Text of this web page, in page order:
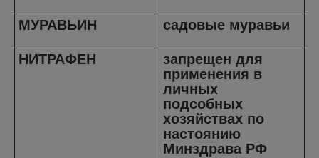
МУРАВЬИН садовые муравьи
НИТРАФЕН
запрещен для
применения в
личных
подсобных
хозяйствах по
настоянию
Минздрава РФ